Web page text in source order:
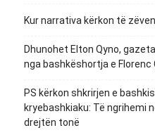
Kur narrativa kërkon të
Dhunohet Elton Qyno,
nga bashkëshortja e Florenc
PS kërkon shkrirjen e
kryebashkiaku: Të ngrihemi
drejtën tonë